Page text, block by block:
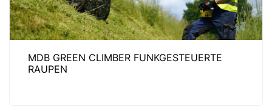
MDB GREEN CLIMBER FUNKGESTEUERTE
RAUPEN